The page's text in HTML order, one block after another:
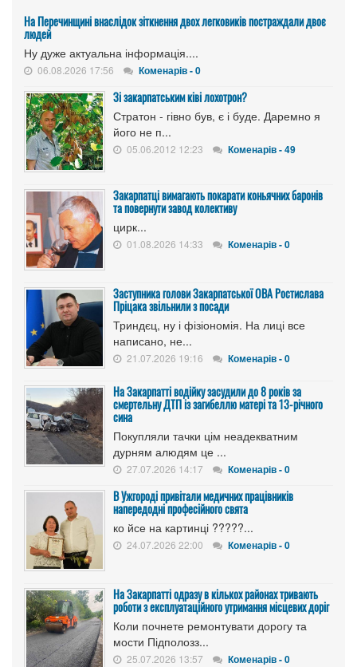
На Перечинщині внаслідок зіткнення двох легковиків постраждали двоє
людей
Ну дуже актуальна інформація....
06.08.2026 17:56 Коменарів - 0
Зі закарпатським ківі лохотрон?
Стратон - гівно був, є і буде. Даремно я
його не п...
05.06.2012 12:23 Коменарів - 49
Закарпатці вимагають покарати коньячних баронів
та повернути завод колективу
цирк...
01.08.2026 14:33 Коменарів - 0
Заступника голови Закарпатської ОВА Ростислава
Пріцака звільнили з посади
Триндєц, ну і фізіономія. На лиці все
написано, не...
21.07.2026 19:16 Коменарів - 0
На Закарпатті водійку засудили до 8 років за
смертельну ДТП із загибеллю матері та 13-річного
сина
Покупляли тачки цім неадекватним
дурням алюдям це ...
27.07.2026 14:17 Коменарів - 0
В Ужгороді привітали медичних працівників
напередодні професійного свята
ко йсе на картинці ?????...
24.07.2026 22:00 Коменарів - 0
На Закарпатті одразу в кількох районах тривають
роботи з експлуатаційного утримання місцевих доріг
Коли почнете ремонтувати дорогу та
мости Підполозз...
25.07.2026 13:57 Коменарів - 0